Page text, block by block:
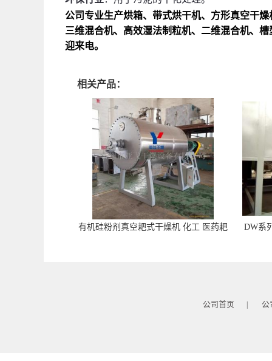
公司专业生产烘箱、带式烘干机、方形真空干
三维混合机、高效湿法制粒机、二维混合机、
迎来电。
相关产品：
有机硅粉剂真空耙式干燥机 化工 医药耙
DW系
公司首页 公